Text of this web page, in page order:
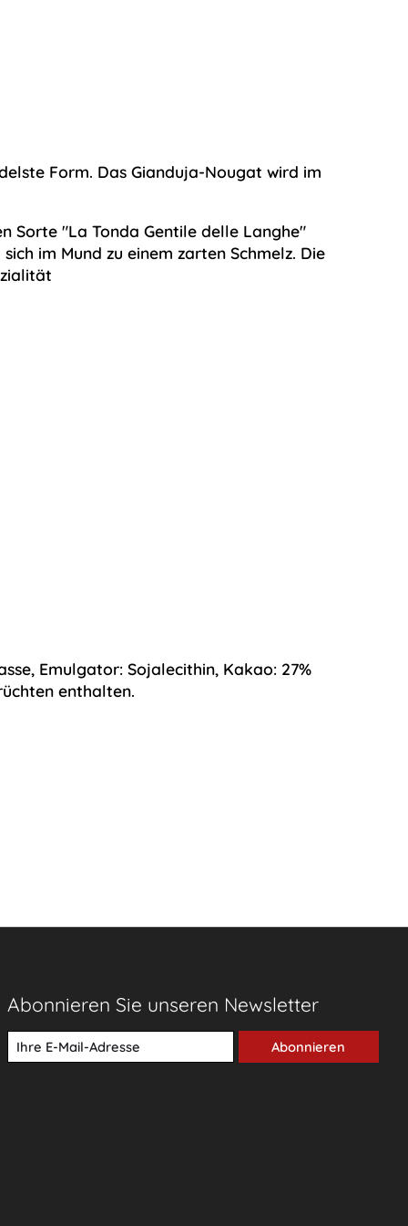
Form. Das Gianduja-Nougat wird im
Sorte "La Tonda Gentile delle Langhe"
im Mund zu einem zarten Schmelz. Die
Emulgator: Sojalecithin, Kakao: 27%
enthalten.
Abonnieren Sie unseren Newsletter
Abonnieren